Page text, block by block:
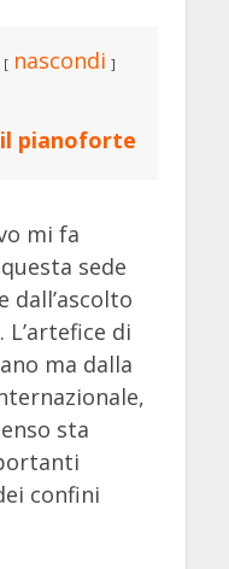
nascondi
il pianoforte
mi fa
sede
dall’ascolto
L’artefice di
ma dalla
sta
confini